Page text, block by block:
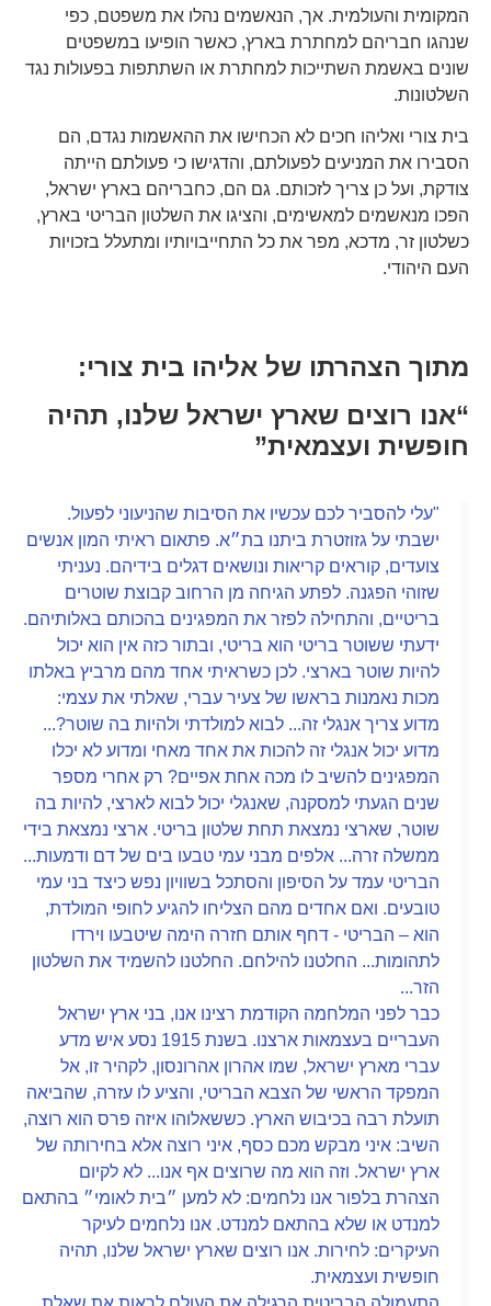
המקומית והעולמית. אך, הנאשמים נהלו את משפטם, כפי
שנהגו חבריהם למחתרת בארץ, כאשר הופיעו במשפטים
שונים באשמת השתייכות למחתרת או השתתפות בפעולות נגד
השלטונות.
בית צורי ואליהו חכים לא הכחישו את ההאשמות נגדם, הם
הסבירו את המניעים לפעולתם, והדגישו כי פעולתם הייתה
צודקת, ועל כן צריך לזכותם. גם הם, כחבריהם בארץ ישראל,
הפכו מנאשמים למאשימים, והציגו את השלטון הבריטי בארץ,
כשלטון זר, מדכא, מפר את כל התחייבויותיו ומתעלל בזכויות
העם היהודי.
בעיתון מקומי.
מתוך הצהרתו של אליהו בית צורי:
“אנו רוצים שארץ ישראל שלנו, תהיה
חופשית ועצמאית”
"עלי להסביר לכם עכשיו את הסיבות שהניעוני לפעול.
ישבתי על גזוזטרת ביתנו בת״א. פתאום ראיתי המון אנשים
צועדים, קוראים קריאות ונושאים דגלים בידיהם. נעניתי
שזוהי הפגנה. לפתע הגיחה מן הרחוב קבוצת שוטרים
בריטיים, והתחילה לפזר את המפגינים בהכותם באלותיהם.
ידעתי ששוטר בריטי הוא בריטי, ובתור כזה אין הוא יכול
להיות שוטר בארצי. לכן כשראיתי אחד מהם מרביץ באלתו
מכות נאמנות בראשו של צעיר עברי, שאלתי את עצמי:
מדוע צריך אנגלי זה... לבוא למולדתי ולהיות בה שוטר?...
מדוע יכול אנגלי זה להכות את אחד מאחי ומדוע לא יכלו
המפגינים להשיב לו מכה אחת אפיים? רק אחרי מספר
שנים הגעתי למסקנה, שאנגלי יכול לבוא לארצי, להיות בה
שוטר, שארצי נמצאת תחת שלטון בריטי. ארצי נמצאת בידי
ממשלה זרה... אלפים מבני עמי טבעו בים של דם ודמעות...
הבריטי עמד על הסיפון והסתכל בשוויון נפש כיצד בני עמי
טובעים. ואם אחדים מהם הצליחו להגיע לחופי המולדת,
הוא – הבריטי - דחף אותם חזרה הימה שיטבעו וירדו
לתהומות... החלטנו להילחם. החלטנו להשמיד את השלטון
הזר...
כבר לפני המלחמה הקודמת רצינו אנו, בני ארץ ישראל
העבריים בעצמאות ארצנו. בשנת 1915 נסע איש מדע
עברי מארץ ישראל, שמו אהרון אהרונסון, לקהיר זו, אל
המפקד הראשי של הצבא הבריטי, והציע לו עזרה, שהביאה
תועלת רבה בכיבוש הארץ. כששאלוהו איזה פרס הוא רוצה,
השיב: איני מבקש מכם כסף, איני רוצה אלא בחירותה של
ארץ ישראל. וזה הוא מה שרוצים אף אנו... לא לקיום
הצהרת בלפור אנו נלחמים: לא למען ״בית לאומי״ בהתאם
למנדט או שלא בהתאם למנדט. אנו נלחמים לעיקר
העיקרים: לחירות. אנו רוצים שארץ ישראל שלנו, תהיה
חופשית ועצמאית.